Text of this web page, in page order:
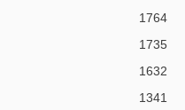
1764
1735
1632
1341